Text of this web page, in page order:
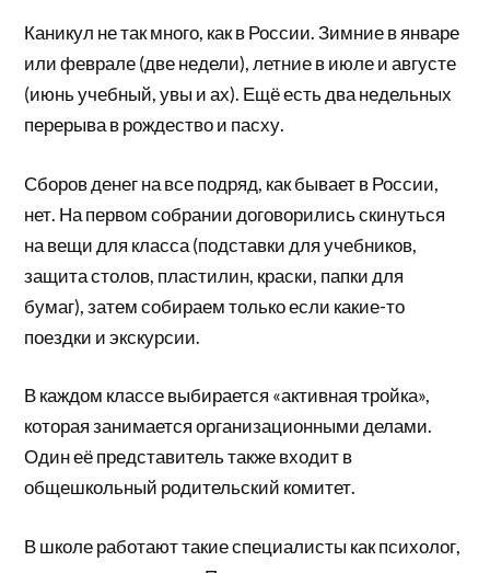
Каникул не так много, как в России. Зимние в январе
или феврале (две недели), летние в июле и августе
(июнь учебный, увы и ах). Ещё есть два недельных
перерыва в рождество и пасху.
Сборов денег на все подряд, как бывает в России,
нет. На первом собрании договорились скинуться
на вещи для класса (подставки для учебников,
защита столов, пластилин, краски, папки для
бумаг), затем собираем только если какие-то
поездки и экскурсии.
В каждом классе выбирается «активная тройка»,
которая занимается организационными делами.
Один её представитель также входит в
общешкольный родительский комитет.
В школе работают такие специалисты как психолог,